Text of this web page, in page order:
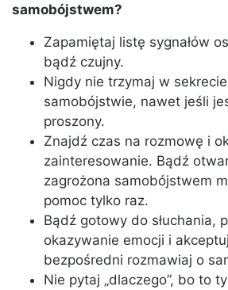
samobójstwem?
Zapamiętaj listę sygnałów
bądź czujny.
Nigdy nie trzymaj w
samobójstwie, nawet jeśli
proszony.
Znajdź czas na rozmowę i
zainteresowanie. Bądź
zagrożona samobójstwem
pomoc tylko raz.
Bądź gotowy do słuchania,
okazywanie emocji i
bezpośredni rozmawiaj o
Nie pytaj „dlaczego”, bo to